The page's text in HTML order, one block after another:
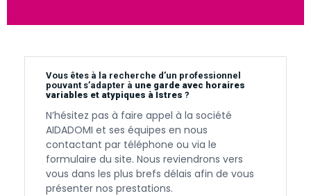
Vous êtes à la recherche d’un professionnel
pouvant s’adapter à une garde avec horaires
variables et atypiques à Istres ?
N’hésitez pas à faire appel à la société
AIDADOMI et ses équipes en nous
contactant par téléphone ou via le
formulaire du site. Nous reviendrons vers
vous dans les plus brefs délais afin de vous
présenter nos prestations.